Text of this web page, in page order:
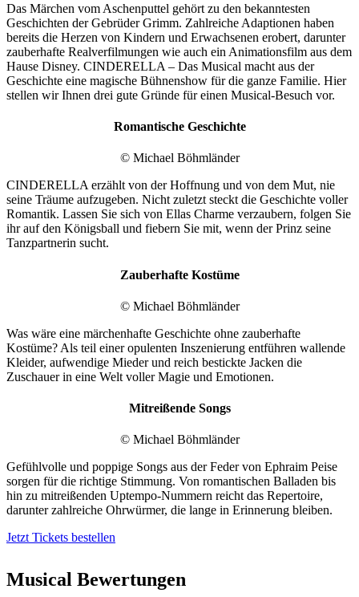
Das Märchen vom Aschenputtel gehört zu den bekanntesten
Geschichten der Gebrüder Grimm. Zahlreiche Adaptionen haben
bereits die Herzen von Kindern und Erwachsenen erobert, darunter
zauberhafte Realverfilmungen wie auch ein Animationsfilm aus dem
Hause Disney. CINDERELLA – Das Musical macht aus der
Geschichte eine magische Bühnenshow für die ganze Familie. Hier
stellen wir Ihnen drei gute Gründe für einen Musical-Besuch vor.
Romantische Geschichte
© Michael Böhmländer
CINDERELLA erzählt von der Hoffnung und von dem Mut, nie
seine Träume aufzugeben. Nicht zuletzt steckt die Geschichte voller
Romantik. Lassen Sie sich von Ellas Charme verzaubern, folgen Sie
ihr auf den Königsball und fiebern Sie mit, wenn der Prinz seine
Tanzpartnerin sucht.
Zauberhafte Kostüme
© Michael Böhmländer
Was wäre eine märchenhafte Geschichte ohne zauberhafte
Kostüme? Als teil einer opulenten Inszenierung entführen wallende
Kleider, aufwendige Mieder und reich bestickte Jacken die
Zuschauer in eine Welt voller Magie und Emotionen.
Mitreißende Songs
© Michael Böhmländer
Gefühlvolle und poppige Songs aus der Feder von Ephraim Peise
sorgen für die richtige Stimmung. Von romantischen Balladen bis
hin zu mitreißenden Uptempo-Nummern reicht das Repertoire,
darunter zahlreiche Ohrwürmer, die lange in Erinnerung bleiben.
Jetzt Tickets bestellen
Musical Bewertungen